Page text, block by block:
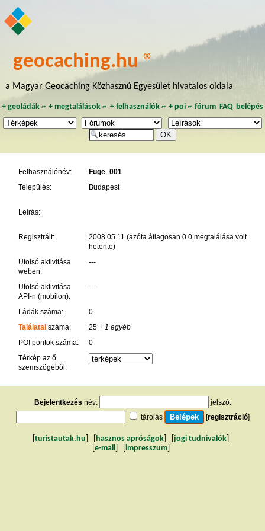
geocaching.hu ®
a Magyar Geocaching Közhasznú Egyesület hivatalos oldala
+ geoládák~ +megtalálások ~ + felhasználók~ + poi~ fórum FAQ belépés
Felhasználónév:
Füge_001
Település:
Budapest
Leírás:
Regisztrált:
2008.05.11 (azóta átlagosan 0.0 megtalálása volt
hetente)
Utolsó aktivitása
weben:
---
Utolsó aktivitása
API-n (mobilon):
---
Ládák száma:
0
Találatai száma: 25+ 1 egyéb
POI pontok száma:
0
Térkép az ő
szemszögéből:
Bejelentkezés név:
jelszó:
tárolás
[regisztráció]
turistautak.hu hasznos apróságok jogi tudnivalók
e-mail impresszum]